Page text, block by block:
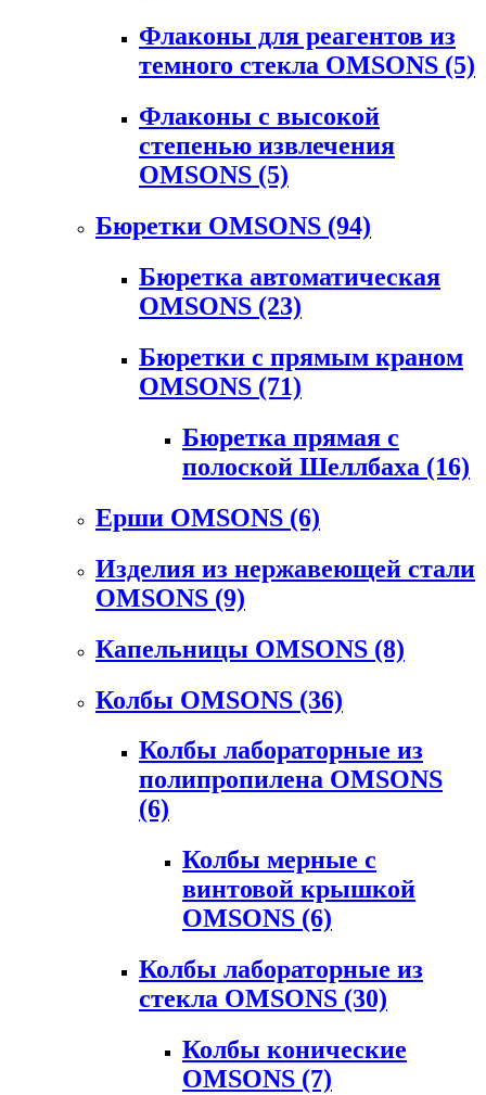
Флаконы для реагентов из
темного стекла OMSONS (5)
Флаконы с высокой
степенью извлечения
OMSONS (5)
Бюретки OMSONS (94)
Бюретка автоматическая
OMSONS (23)
Бюретки с прямым краном
OMSONS (71)
Бюретка прямая с
полоской Шеллбаха (16)
Ерши OMSONS (6)
Изделия из нержавеющей стали
OMSONS (9)
Капельницы OMSONS (8)
Колбы OMSONS (36)
Колбы лабораторные из
полипропилена OMSONS
(6)
Колбы мерные с
винтовой крышкой
OMSONS (6)
Колбы лабораторные из
стекла OMSONS (30)
Колбы конические
OMSONS (7)